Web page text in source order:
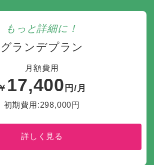
もっと詳細に！
グランデプラン
月額費用
￥ 17,400 円/月
初期費用:298,000円
詳しく見る